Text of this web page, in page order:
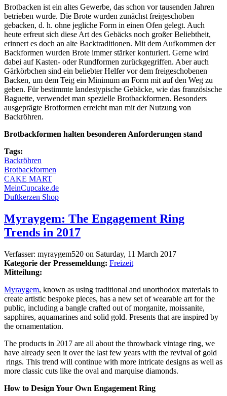
Brotbacken ist ein altes Gewerbe, das schon vor tausenden Jahren
betrieben wurde. Die Brote wurden zunächst freigeschoben
gebacken, d. h. ohne jegliche Form in einen Ofen gelegt. Auch
heute erfreut sich diese Art des Gebäcks noch großer Beliebtheit,
erinnert es doch an alte Backtraditionen. Mit dem Aufkommen der
Backformen wurden Brote immer stärker konturiert. Gerne wird
dabei auf Kasten- oder Rundformen zurückgegriffen. Aber auch
Gärkörbchen sind ein beliebter Helfer vor dem freigeschobenen
Backen, um dem Teig ein Minimum an Form mit auf den Weg zu
geben. Für bestimmte landestypische Gebäcke, wie das französische
Baguette, verwendet man spezielle Brotbackformen. Besonders
ausgeprägte Brotformen erreicht man mit der Nutzung von
Backröhren.
Brotbackformen halten besonderen Anforderungen stand
Tags:
Backröhren
Brotbackformen
CAKE MART
MeinCupcake.de
Duftkerzen Shop
Myraygem: The Engagement Ring
Trends in 2017
Verfasser: myraygem520 on Saturday, 11 March 2017
Kategorie der Pressemeldung: Freizeit
Mitteilung:
Myraygem, known as using traditional and unorthodox materials to
create artistic bespoke pieces, has a new set of wearable art for the
public, including a bangle crafted out of morganite, moissanite,
sapphires, aquamarines and solid gold. Presents that are inspired by
the ornamentation.
The products in 2017 are all about the throwback vintage ring, we
have already seen it over the last few years with the revival of gold
rings. This trend will continue with more intricate designs as well as
more classic cuts like the oval and marquise diamonds.
How to Design Your Own Engagement Ring